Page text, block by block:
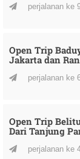
perjalanan ke
Open Trip
Jakarta dan
perjalanan ke
Open Trip
Dari Tanjung
perjalanan ke